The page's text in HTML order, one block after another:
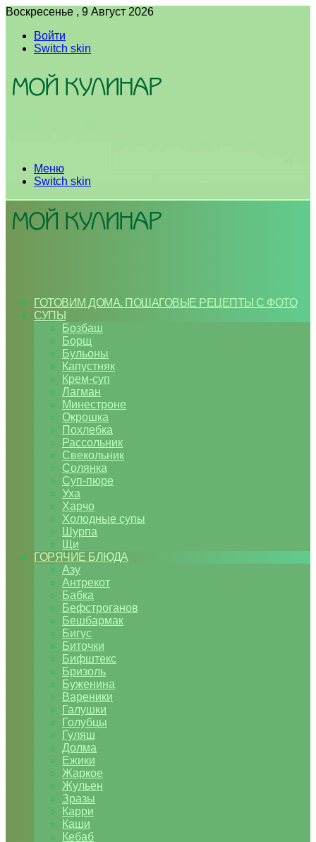
Воскресенье , 9 Август 2026
Войти
Switch skin
Меню
Switch skin
ГОТОВИМ ДОМА. ПОШАГОВЫЕ РЕЦЕПТЫ С ФОТО
СУПЫ
Бозбаш
Борщ
Бульоны
Капустняк
Крем-суп
Лагман
Минестроне
Окрошка
Похлебка
Рассольник
Свекольник
Солянка
Суп-пюре
Уха
Харчо
Холодные супы
Шурпа
Щи
ГОРЯЧИЕ БЛЮДА
Азу
Антрекот
Бабка
Бефстроганов
Бешбармак
Бигус
Биточки
Бифштекс
Бризоль
Буженина
Вареники
Галушки
Голубцы
Гуляш
Долма
Ежики
Жаркое
Жульен
Зразы
Карри
Каши
Кебаб